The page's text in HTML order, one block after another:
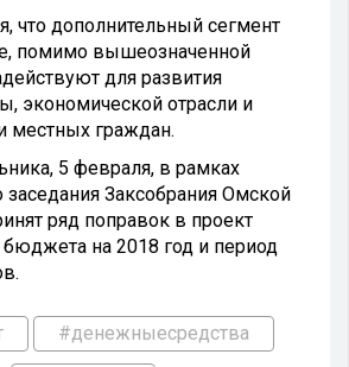
что дополнительный сегмент
помимо вышеозначенной
для развития
экономической отрасли и
местных граждан.
5 февраля, в рамках
заседания Заксобрания Омской
ряд поправок в проект
бюджета на 2018 год и период
#денежныесредства